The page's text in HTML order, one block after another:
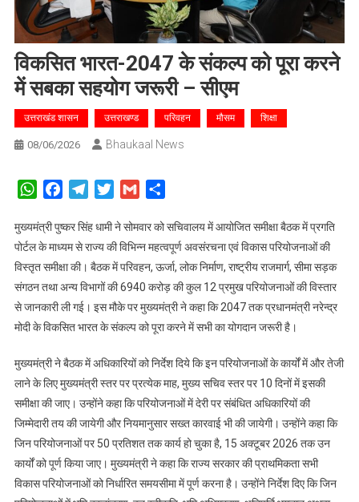
विकसित भारत-2047 के संकल्प को पूरा करने
में सबका सहयोग जरूरी – सीएम
उत्तराखंड शासन उत्तराखण्ड परिवहन मौसम शिक्षा
08/06/2026 Bhaukaal News
WhatsAppFacebookTelegramTwitterGmail
मुख्यमंत्री पुष्कर सिंह धामी ने सोमवार को सचिवालय में आयोजित समीक्षा बैठक में प्रगति
पोर्टल के माध्यम से राज्य की विभिन्न महत्वपूर्ण अवसंरचना एवं विकास परियोजनाओं की
विस्तृत समीक्षा की। बैठक में परिवहन, ऊर्जा, लोक निर्माण, राष्ट्रीय राजमार्ग, सीमा सड़क
संगठन तथा अन्य विभागों की 6940 करोड़ की कुल 12 प्रमुख परियोजनाओं की विस्तार
से जानकारी ली गई। इस मौके पर मुख्यमंत्री ने कहा कि 2047 तक प्रधानमंत्री नरेन्द्र
मोदी के विकसित भारत के संकल्प को पूरा करने में सभी का योगदान जरूरी है।
मुख्यमंत्री ने बैठक में अधिकारियों को निर्देश दिये कि इन परियोजनाओं के कार्यों में और तेजी
लाने के लिए मुख्यमंत्री स्तर पर प्रत्येक माह, मुख्य सचिव स्तर पर 10 दिनों में इसकी
समीक्षा की जाए। उन्होंने कहा कि परियोजनाओं में देरी पर संबंधित अधिकारियों की
जिम्मेदारी तय की जायेगी और नियमानुसार सख्त कारवाई भी की जायेगी। उन्होंने कहा कि
जिन परियोजनाओं पर 50 प्रतिशत तक कार्य हो चुका है, 15 अक्टूबर 2026 तक उन
कार्यों को पूर्ण किया जाए। मुख्यमंत्री ने कहा कि राज्य सरकार की प्राथमिकता सभी
विकास परियोजनाओं को निर्धारित समयसीमा में पूर्ण करना है। उन्होंने निर्देश दिए कि जिन